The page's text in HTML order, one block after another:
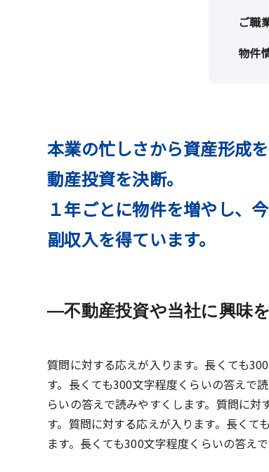
ご職
物件
本業の忙しさから資産形成
動産投資を決断。
１年ごとに物件を増やし、
副収入を得ています。
不動産投資や当社に興味
質問に対する応えが入ります。長くても
す。長くても300文字程度くらいの答えで
らいの答えで読みやすくします。質問に
す。質問に対する応えが入ります。長くて
ます。長くても300文字程度くらいの答え